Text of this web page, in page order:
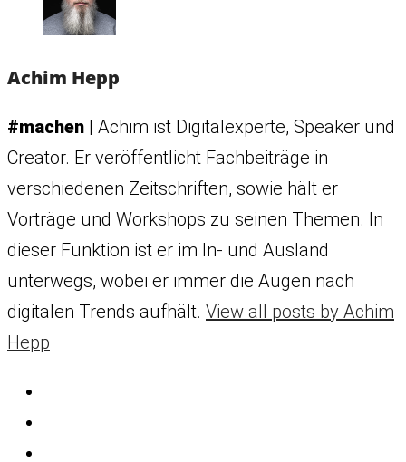
Achim Hepp
#machen | Achim ist Digitalexperte, Speaker und
Creator. Er veröffentlicht Fachbeiträge in
verschiedenen Zeitschriften, sowie hält er
Vorträge und Workshops zu seinen Themen. In
dieser Funktion ist er im In- und Ausland
unterwegs, wobei er immer die Augen nach
digitalen Trends aufhält. View all posts by Achim
Hepp